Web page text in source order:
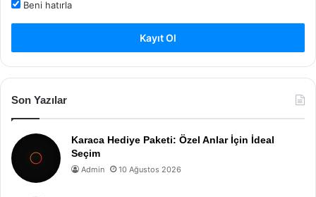
Beni hatırla
Kayıt Ol
Son Yazılar
Karaca Hediye Paketi: Özel Anlar İçin İdeal
Seçim
Admin 10 Ağustos 2026